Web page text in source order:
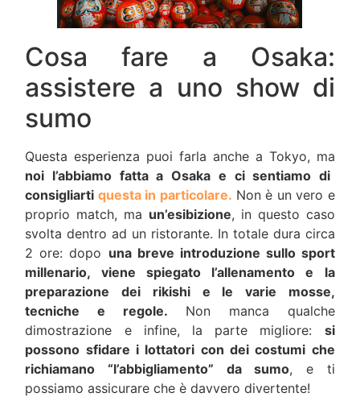
Cosa fare a Osaka:
assistere a uno show di
sumo
Questa esperienza puoi farla anche a Tokyo, ma
noi l’abbiamo fatta a Osaka e ci sentiamo di
consigliarti questa in particolare. Non è un vero e
proprio match, ma un’esibizione, in questo caso
svolta dentro ad un ristorante. In totale dura circa
2 ore: dopo una breve introduzione sullo sport
millenario, viene spiegato l’allenamento e la
preparazione dei rikishi e le varie mosse,
tecniche e regole. Non manca qualche
dimostrazione e infine, la parte migliore: si
possono sfidare i lottatori con dei costumi che
richiamano “l’abbigliamento” da sumo, e ti
possiamo assicurare che è davvero divertente!